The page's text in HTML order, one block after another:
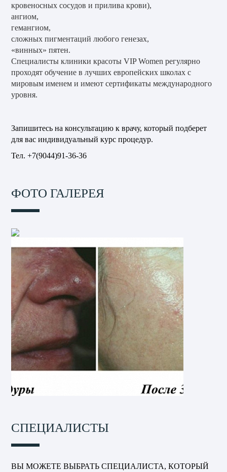
кровеносных сосудов и прилива крови),
ангиом,
гемангиом,
сложных пигментаций любого генезах,
«винных» пятен.
Специалисты клиники красоты VIP Women регулярно
проходят обучение в лучших европейских школах с
мировым именем и имеют сертификаты международного
уровня.
Запишитесь на консультацию к врачу, который подберет
для вас индивидуальный курс процедур.
Тел. +7(9044)91-36-36
ФОТО ГАЛЕРЕЯ
СПЕЦИАЛИСТЫ
ВЫ МОЖЕТЕ ВЫБРАТЬ СПЕЦИАЛИСТА, КОТОРЫЙ